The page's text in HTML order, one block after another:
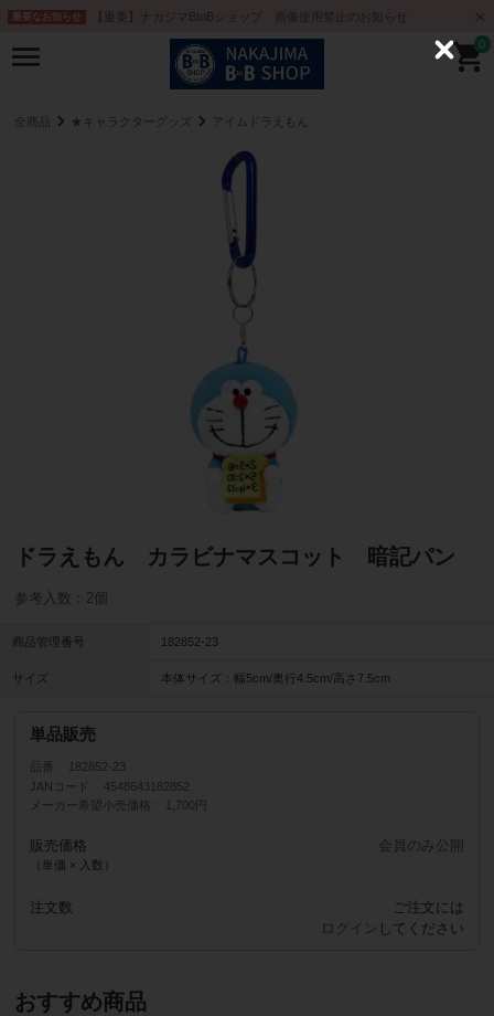
重要なお知らせ 【重要】ナカジマBtoBショップ 画像使用禁止のお知らせ
0
全商品 ★キャラクターグッズ アイムドラえもん
ドラえもん カラビナマスコット 暗記パン
参考入数：2個
商品管理番号 182852-23
サイズ 本体サイズ：幅5cm/奥行4.5cm/高さ7.5cm
単品販売
品番
182852-23
JANコード
4548643182852
メーカー希望小売価格
1,700円
販売価格
（単価 × 入数）
会員のみ公開
注文数
ご注文には
ログイン してください
おすすめ商品
C